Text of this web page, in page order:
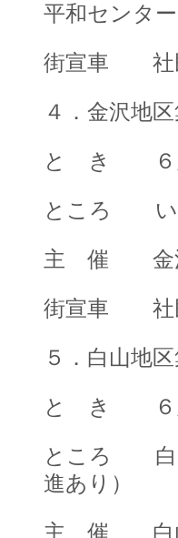
平和センタ
街宣車 社
４．金沢地
と き ６月
ところ い
主 催 金沢
街宣車 社
５．白山地
と き ６月
ところ 白
進あり）
主 催 白山